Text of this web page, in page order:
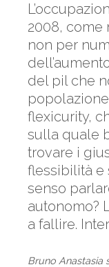
2008, come
non per
del pil che
flexicurity,
sulla quale
trovare i
flessibilità e
senso
autonomo?
a fallire.
Bruno Anastasia